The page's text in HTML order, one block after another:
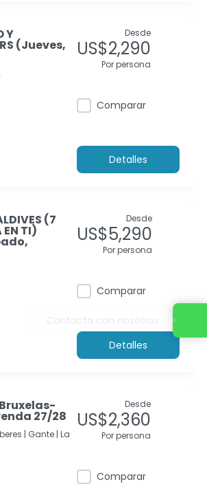
Y
(Jueves,
Desde
US$2,290
Por persona
Comparar
Detalles
(7
EN TI)
Desde
US$5,290
Por persona
Comparar
Detalles
27/28
| Gante | La
Desde
US$2,360
Por persona
Comparar